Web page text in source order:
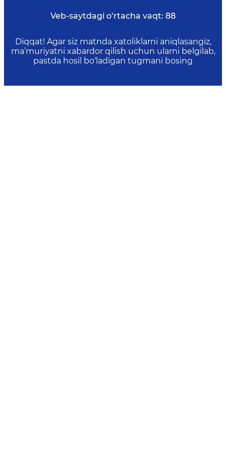
Veb-saytdagi o‘rtacha vaqt: 88
Diqqat! Agar siz matnda xatoliklarni aniqlasangiz,
ma’muriyatni xabardor qilish uchun ularni belgilab,
pastda hosil bo‘ladigan tugmani bosing